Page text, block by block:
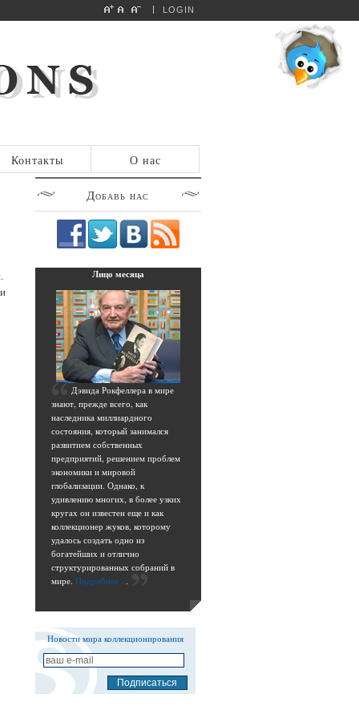
LOGIN
Контакты О нас
Добавь нас
Лицо месяца
Дэвида Рокфеллера в мире
знают, прежде всего, как
наследника миллиардного
состояния, который занимался
развитием собственных
предприятий, решением проблем
экономики и мировой
глобализации. Однако, к
удивлению многих, в более узких
кругах он известен еще и как
коллекционер жуков, которому
удалось создать одно из
богатейших и отлично
структурированных собраний в
мире. Подробнее....
Новости мира коллекционирования